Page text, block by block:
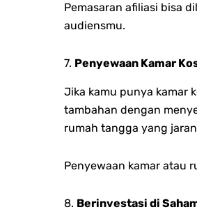
Pemasaran afiliasi bisa
audiensmu.
7. Penyewaan Kamar
Jika kamu punya kamar
tambahan dengan
rumah tangga yang
Penyewaan kamar atau
8. Berinvestasi di